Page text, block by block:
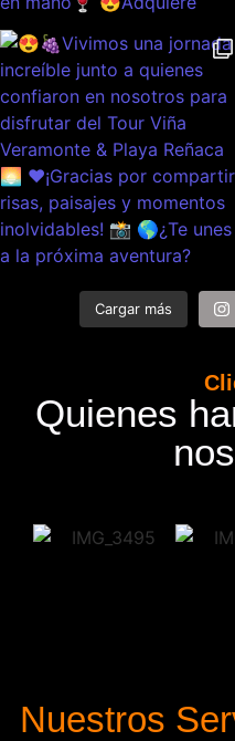
Cargar más
Quienes
Nuestros